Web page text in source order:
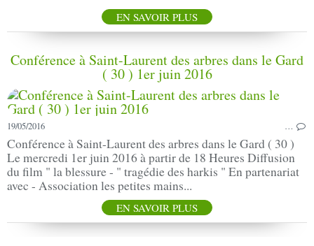
EN SAVOIR PLUS
Conférence à Saint-Laurent des arbres dans le Gard
( 30 ) 1er juin 2016
19/05/2016 …
Conférence à Saint-Laurent des arbres dans le Gard ( 30 )
Le mercredi 1er juin 2016 à partir de 18 Heures Diffusion
du film " la blessure - " tragédie des harkis " En partenariat
avec - Association les petites mains...
EN SAVOIR PLUS